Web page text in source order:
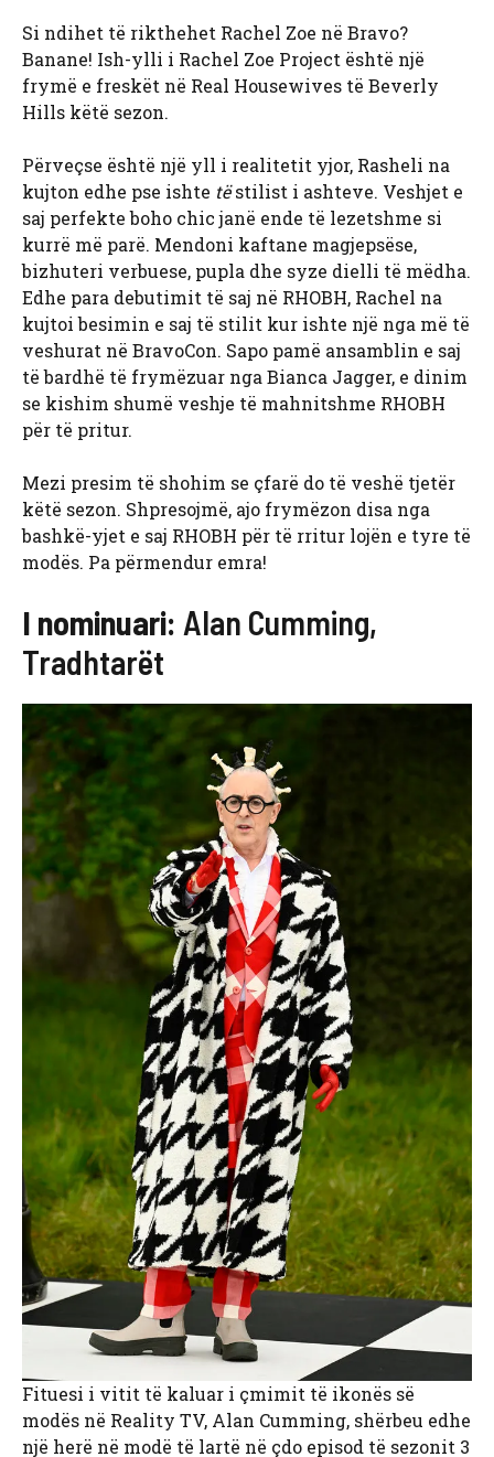
Si ndihet të rikthehet Rachel Zoe në Bravo?
Banane! Ish-ylli i Rachel Zoe Project është një
frymë e freskët në Real Housewives të Beverly
Hills këtë sezon.
Përveçse është një yll i realitetit yjor, Rasheli na
kujton edhe pse ishte tëstilist i ashteve. Veshjet e
saj perfekte boho chic janë ende të lezetshme si
kurrë më parë. Mendoni kaftane magjepsëse,
bizhuteri verbuese, pupla dhe syze dielli të mëdha.
Edhe para debutimit të saj në RHOBH, Rachel na
kujtoi besimin e saj të stilit kur ishte një nga më të
veshurat në BravoCon. Sapo pamë ansamblin e saj
të bardhë të frymëzuar nga Bianca Jagger, e dinim
se kishim shumë veshje të mahnitshme RHOBH
për të pritur.
Mezi presim të shohim se çfarë do të veshë tjetër
këtë sezon. Shpresojmë, ajo frymëzon disa nga
bashkë-yjet e saj RHOBH për të rritur lojën e tyre të
modës. Pa përmendur emra!
I nominuari: Alan Cumming,
Tradhtarët
Fituesi i vitit të kaluar i çmimit të ikonës së
modës në Reality TV, Alan Cumming, shërbeu edhe
një herë në modë të lartë në çdo episod të sezonit 3